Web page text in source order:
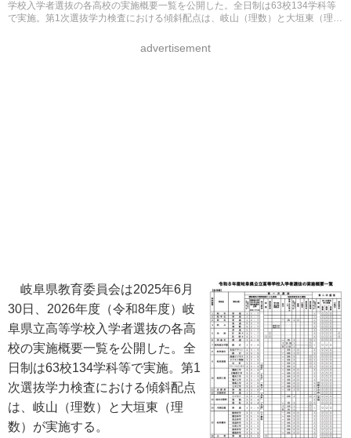
学校入学者選抜の各高校の実施概要一覧を公開した。全日制は63校134学科等
で実施。第1次選抜学力検査における傾斜配点は、岐山（理数）と大垣東（理
advertisement
岐阜県教育委員会は2025年6月
30日、2026年度（令和8年度）岐
阜県立高等学校入学者選抜の各高
校の実施概要一覧を公開した。全
日制は63校134学科等で実施。第1
次選抜学力検査における傾斜配点
は、岐山（理数）と大垣東（理
数）が実施する。